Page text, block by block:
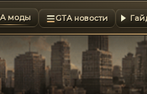
моды GTA новости